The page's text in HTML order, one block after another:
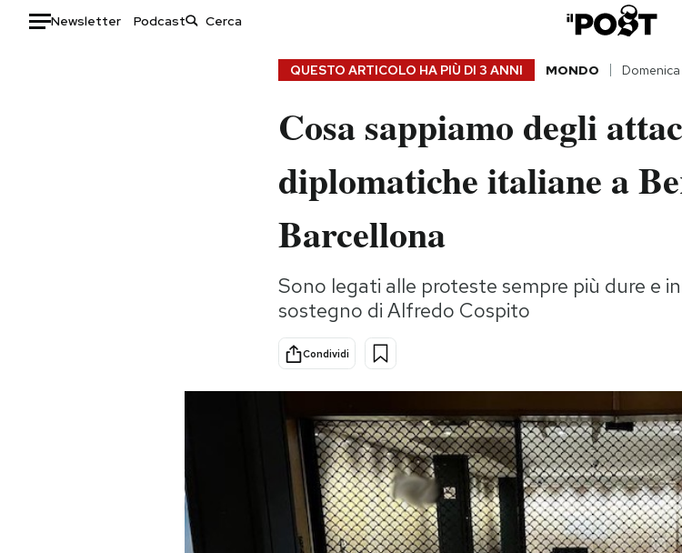
Newsletter Podcast
Storie/Idee
Mondiali calcio 2026
QUESTO ARTICOLO HA PIÙ DI 3 ANNI MONDO
Cosa sappiamo degli
diplomatiche italiane a
Barcellona
Sono legati alle proteste sempre più dure e
sostegno di Alfredo Cospito
Condividi